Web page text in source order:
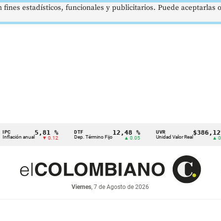
▼ 0.12
DTF
Dep. Término Fijo
12,48 %
▲ 0.05
UVR
Unidad Valor Real
$386,1273
▲ 0.03
Viernes, 7 de Agosto de 2026
estadísticos, funcionales y publicitarios. Puede aceptarlas